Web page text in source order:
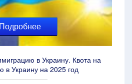
Подробнее
в Украину. Квота на
в Украину на 2025 год